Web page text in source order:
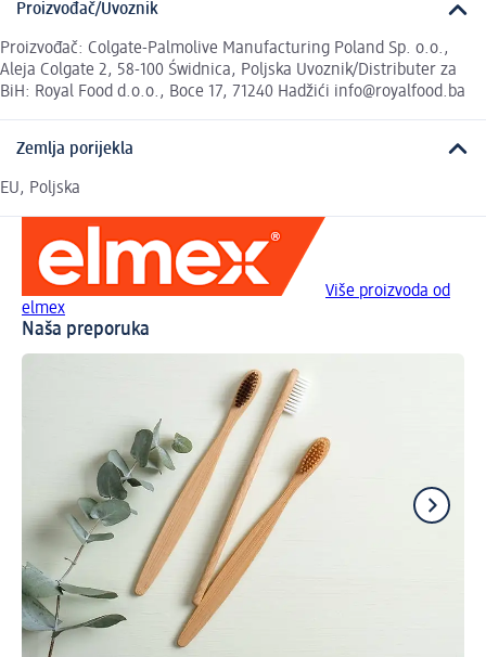
Proizvođač/Uvoznik
Proizvođač: Colgate-Palmolive Manufacturing Poland Sp. o.o.,
Aleja Colgate 2, 58-100 Świdnica, Poljska Uvoznik/Distributer za
BiH: Royal Food d.o.o., Boce 17, 71240 Hadžići info@royalfood.ba
Zemlja porijekla
EU, Poljska
Više proizvoda od
elmex
Naša preporuka